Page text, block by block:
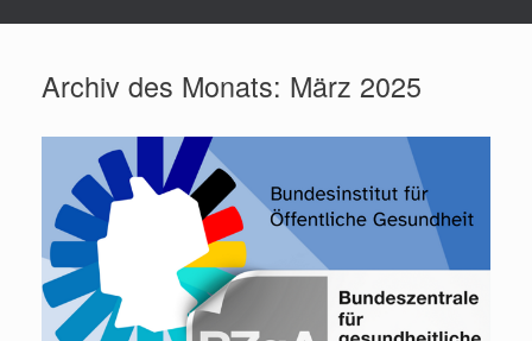
Archiv des Monats: März 2025